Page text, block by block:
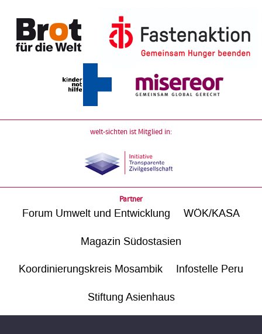
welt-sichten ist Mitglied in:
Partner
Forum Umwelt und Entwicklung WÖK/KASA
Magazin Südostasien
Koordinierungskreis Mosambik Infostelle Peru
Stiftung Asienhaus